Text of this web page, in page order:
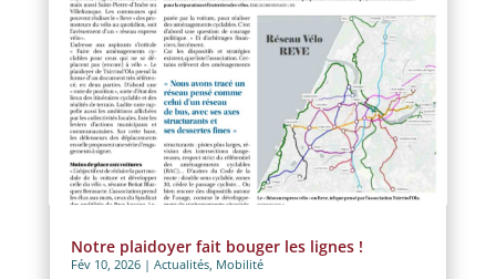
Notre plaidoyer fait bouger les lignes !
Fév 10, 2026| Actualités, Mobilité